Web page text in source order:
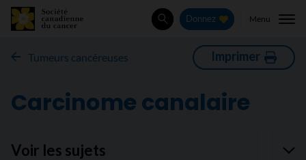
Rechercher
Donnez Menu
Tumeurs cancéreuses Imprimer
Carcinome canalaire
Voir les sujets